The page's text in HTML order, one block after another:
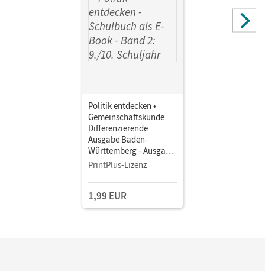
Politik entdecken •
Gemeinschaftskunde
Differenzierende
Ausgabe Baden-
Württemberg - Ausgabe
ab 2017 · Band 2: 9./10.
als E-Book
PrintPlus-Lizenz
1,99 EUR